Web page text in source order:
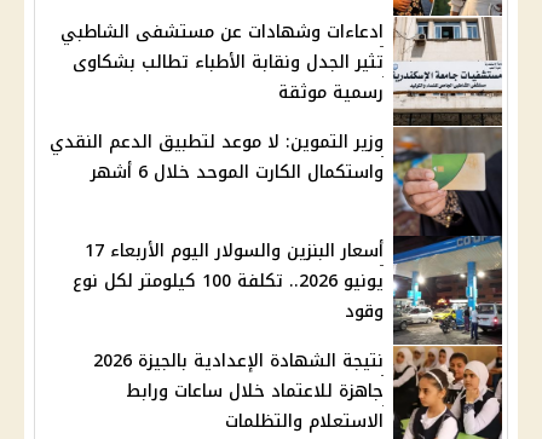
ادعاءات وشهادات عن مستشفى الشاطبي
تثير الجدل ونقابة الأطباء تطالب بشكاوى
رسمية موثقة
وزير التموين: لا موعد لتطبيق الدعم النقدي
واستكمال الكارت الموحد خلال 6 أشهر
أسعار البنزين والسولار اليوم الأربعاء 17
يونيو 2026.. تكلفة 100 كيلومتر لكل نوع
وقود
نتيجة الشهادة الإعدادية بالجيزة 2026
جاهزة للاعتماد خلال ساعات ورابط
الاستعلام والتظلمات